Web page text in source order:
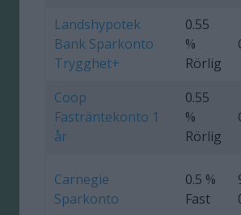
Landshypotek
Bank Sparkonto
Trygghet+
0.55
%
Rörlig
Coop
Fasträntekonto 1
år
0.55
%
Rörlig
Carnegie
Sparkonto
0.5 %
Fast